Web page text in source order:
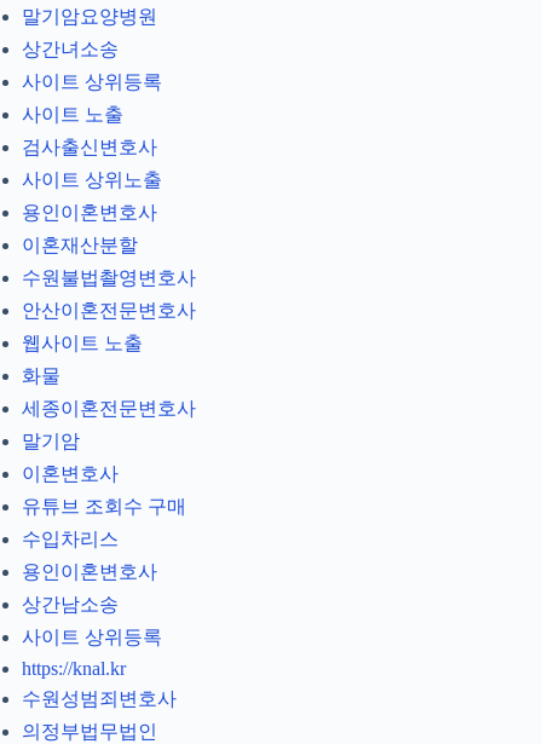
말기암요양병원
상간녀소송
사이트 상위등록
사이트 노출
검사출신변호사
사이트 상위노출
용인이혼변호사
이혼재산분할
수원불법촬영변호사
안산이혼전문변호사
웹사이트 노출
화물
세종이혼전문변호사
말기암
이혼변호사
유튜브 조회수 구매
수입차리스
용인이혼변호사
상간남소송
사이트 상위등록
https://knal.kr
수원성범죄변호사
의정부법무법인